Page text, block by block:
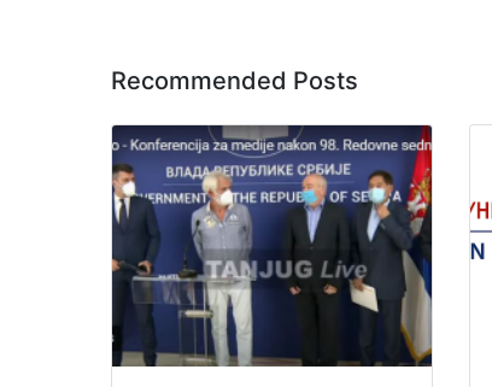
Recommended Posts